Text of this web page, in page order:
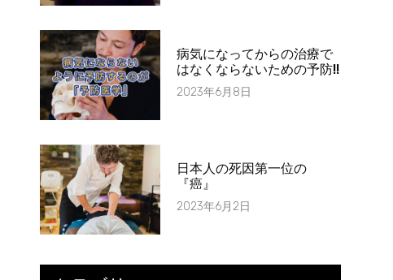
病気になってからの治療で
はなくならないための予防!!
2023年6月8日
日本人の死因第一位の
『癌』
2023年6月2日